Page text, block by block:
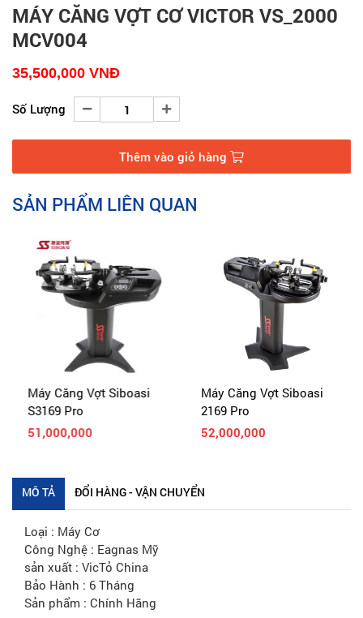
MÁY CĂNG VỢT CƠ VICTOR VS_2000
MCV004
35,500,000 VNĐ
Số Lượng
Thêm vào giỏ hàng
SẢN PHẨM LIÊN QUAN
Máy Căng Vợt Siboasi
S3169 Pro
51,000,000
Máy Căng Vợt Siboasi
2169 Pro
52,000,000
MÔ TẢ ĐỔI HÀNG - VẬN CHUYỂN
Công Nghệ : Eagnas Mỹ
sản xuất : VicTỏ China
Bảo Hành : 6 Tháng
Sản phẩm : Chính Hãng